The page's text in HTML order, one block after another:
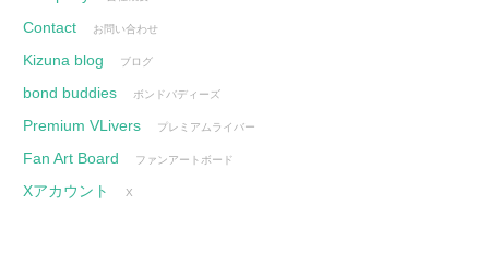
Contact お問い合わせ
Kizuna blog ブログ
bond buddies ボンドバディーズ
Premium VLivers プレミアムライバー
Fan Art Board ファンアートボード
Xアカウント X